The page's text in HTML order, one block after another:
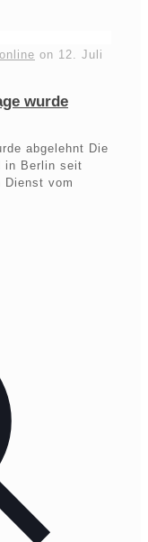
on 12. Juli
wurde
abgelehnt Die
in Berlin seit
Dienst vom